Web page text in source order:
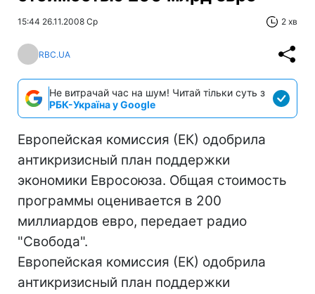
15:44 26.11.2008 Ср 2 хв
RBC.UA
Не витрачай час на шум! Читай тільки суть з
РБК-Україна у Google
Европейская комиссия (ЕК) одобрила
антикризисный план поддержки
экономики Евросоюза. Общая стоимость
программы оценивается в 200
миллиардов евро, передает радио
"Свобода".
Европейская комиссия (ЕК) одобрила
антикризисный план поддержки